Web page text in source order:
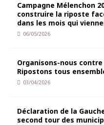
Campagne Mélenchon
construire la riposte
dans les mois qui
06/05/2026
Organisons-nous
Ripostons tous
03/04/2026
Déclaration de la
second tour des